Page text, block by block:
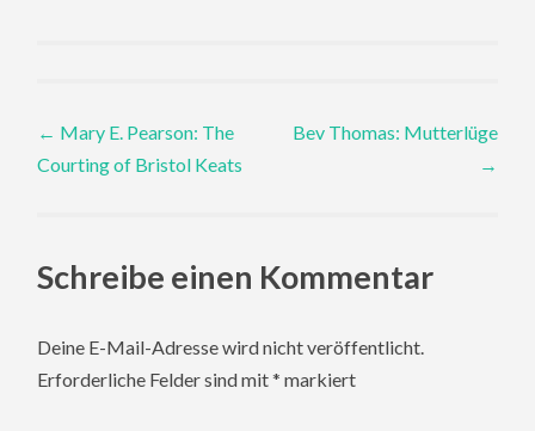
Post
navigation
← Mary E. Pearson: The
Courting of Bristol Keats
Bev Thomas: Mutterlüge
→
Schreibe einen Kommentar
Deine E-Mail-Adresse wird nicht veröffentlicht.
Erforderliche Felder sind mit* markiert